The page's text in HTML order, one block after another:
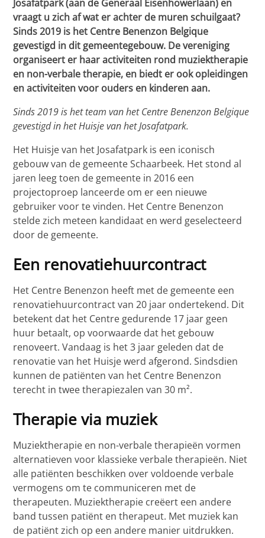
Josafatpark (aan de Generaal Eisenhowerlaan) en
vraagt u zich af wat er achter de muren schuilgaat?
Sinds 2019 is het Centre Benenzon Belgique
gevestigd in dit gemeentegebouw. De vereniging
organiseert er haar activiteiten rond muziektherapie
en non-verbale therapie, en biedt er ook opleidingen
en activiteiten voor ouders en kinderen aan.
Sinds 2019 is het team van het Centre Benenzon Belgique
gevestigd in het Huisje van het Josafatpark.
Het Huisje van het Josafatpark is een iconisch
gebouw van de gemeente Schaarbeek. Het stond al
jaren leeg toen de gemeente in 2016 een
projectoproep lanceerde om er een nieuwe
gebruiker voor te vinden. Het Centre Benenzon
stelde zich meteen kandidaat en werd geselecteerd
door de gemeente.
Een renovatiehuurcontract
Het Centre Benenzon heeft met de gemeente een
renovatiehuurcontract van 20 jaar ondertekend. Dit
betekent dat het Centre gedurende 17 jaar geen
huur betaalt, op voorwaarde dat het gebouw
renoveert. Vandaag is het 3 jaar geleden dat de
renovatie van het Huisje werd afgerond. Sindsdien
kunnen de patiënten van het Centre Benenzon
terecht in twee therapiezalen van 30 m².
Therapie via muziek
Muziektherapie en non-verbale therapieën vormen
alternatieven voor klassieke verbale therapieën. Niet
alle patiënten beschikken over voldoende verbale
vermogens om te communiceren met de
therapeuten. Muziektherapie creëert een andere
band tussen patiënt en therapeut. Met muziek kan
de patiënt zich op een andere manier uitdrukken.